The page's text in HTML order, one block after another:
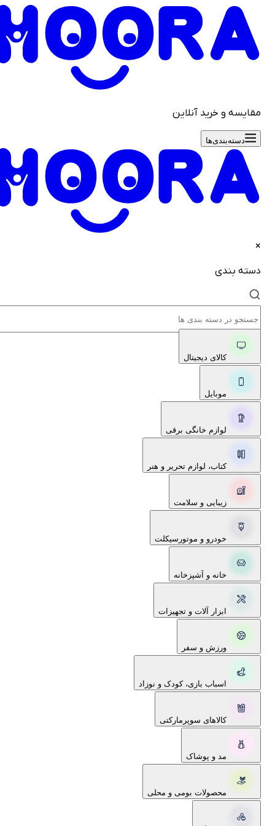
و خرید آنلاین
دسته‌بندی‌ها
بندی
کالای دیجیتال
موبایل
لوازم خانگی برقی
کتاب، لوازم تحریر و هنر
زیبایی و سلامت
خودرو و موتورسیکلت
خانه و آشپزخانه
ابزار آلات و تجهیزات
ورزش و سفر
اسباب بازی، کودک و نوزاد
کالاهای سوپرمارکتی
مد و پوشاک
محصولات بومی و محلی